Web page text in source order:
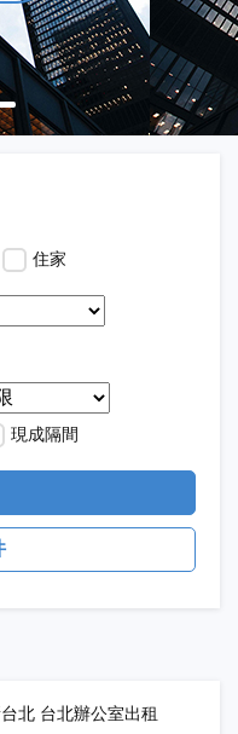
住家
現成隔間
北 台北辦公室出租